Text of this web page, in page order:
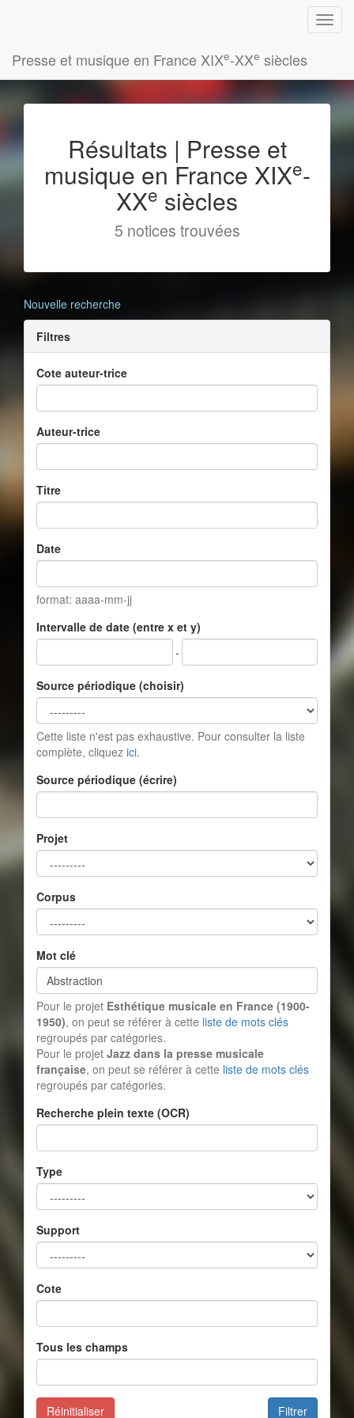
Presse et musique en France XIXe-XXe siècles
Résultats | Presse et
musique en France XIXe-
XXe siècles
5 notices trouvées
Nouvelle recherche
Filtres
Cote auteur-trice
Auteur-trice
Titre
Date
format: aaaa-mm-jj
Intervalle de date (entre x et y)
-
Source périodique (choisir)
Cette liste n'est pas exhaustive. Pour consulter la liste
complète, cliquez ici.
Source périodique (écrire)
Projet
Corpus
Mot clé
Pour le projet Esthétique musicale en France (1900-
1950), on peut se référer à cette liste de mots clés
regroupés par catégories.
Pour le projet Jazz dans la presse musicale
française, on peut se référer à cette liste de mots clés
regroupés par catégories.
Recherche plein texte (OCR)
Type
Support
Cote
Tous les champs
Filtrer
Réinitialiser